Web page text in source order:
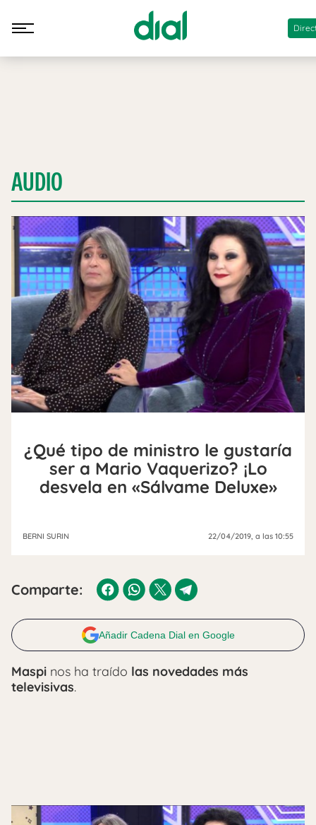
AUDIO
¿Qué tipo de ministro le gustaría
ser a Mario Vaquerizo? ¡Lo
desvela en «Sálvame Deluxe»
BERNI SURIN 22/04/2019 , a las 10:55
Comparte:
Añadir Cadena Dial en Google
Maspi nos ha traído las novedades más
televisivas.